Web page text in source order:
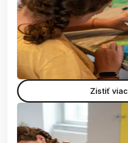
Zistiť viac